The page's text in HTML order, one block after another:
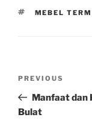
TAGS
MEBEL
Previous
Post
PREVIOUS
Manfaat dan
Bulat